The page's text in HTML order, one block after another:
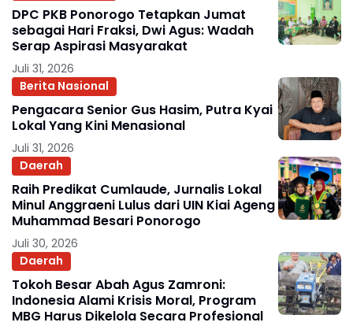
DPC PKB Ponorogo Tetapkan Jumat
sebagai Hari Fraksi, Dwi Agus: Wadah
Serap Aspirasi Masyarakat
Juli 31, 2026
Berita Nasional
Pengacara Senior Gus Hasim, Putra Kyai
Lokal Yang Kini Menasional
Juli 31, 2026
Daerah
Raih Predikat Cumlaude, Jurnalis Lokal
Minul Anggraeni Lulus dari UIN Kiai Ageng
Muhammad Besari Ponorogo
Juli 30, 2026
Daerah
Tokoh Besar Abah Agus Zamroni:
Indonesia Alami Krisis Moral, Program
MBG Harus Dikelola Secara Profesional